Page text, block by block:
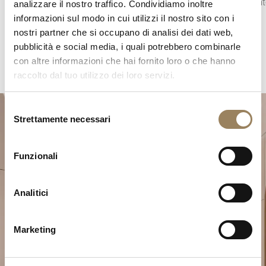
analizzare il nostro traffico. Condividiamo inoltre
informazioni sul modo in cui utilizzi il nostro sito con i
nostri partner che si occupano di analisi dei dati web,
pubblicità e social media, i quali potrebbero combinarle
con altre informazioni che hai fornito loro o che hanno
raccolto dal tuo utilizzo dei loro servizi.
delStrettamente necessari
Funzionali
Analitici
Marketing
Esplora le nostre creazioni orologiere in una delle
nostre boutique.